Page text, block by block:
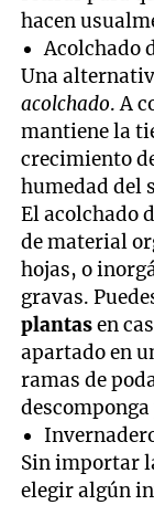
hacen
Acolchado
Una
acolchado. A
mantiene la
crecimiento
humedad del
El acolchado
de material
hojas, o
gravas.
plantasen
apartado en
ramas de
Sin importar
elegir algún